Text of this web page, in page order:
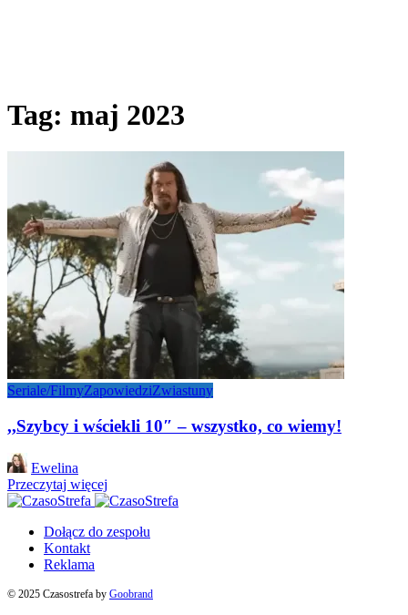
Tag: maj 2023
Seriale/FilmyZapowiedziZwiastuny
,,Szybcy i wściekli 10″ – wszystko, co wiemy!
Posted
by
Ewelina
Przeczytaj więcej
Dołącz do zespołu
Kontakt
Reklama
© 2025 Czasostrefa by Goobrand